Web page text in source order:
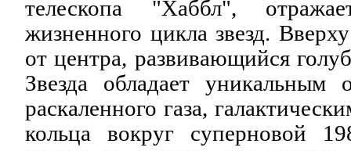
телескопа "Хаббл",
жизненного цикла звезд.
от центра, развивающийся
Звезда обладает уникальным
раскаленного газа,
кольца вокруг суперновой